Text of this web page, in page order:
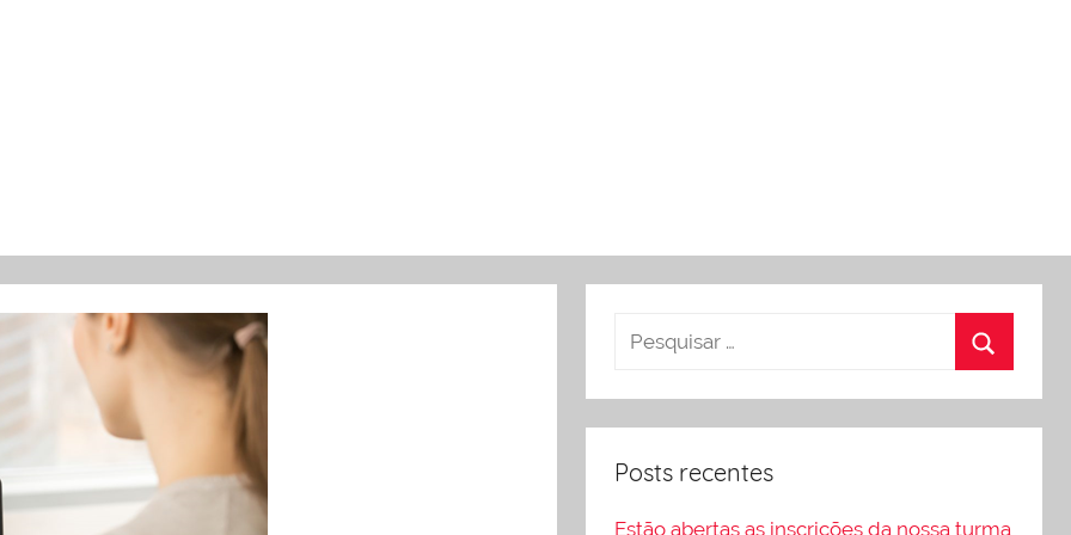
Posts recentes
Estão abertas as inscrições da nossa turma